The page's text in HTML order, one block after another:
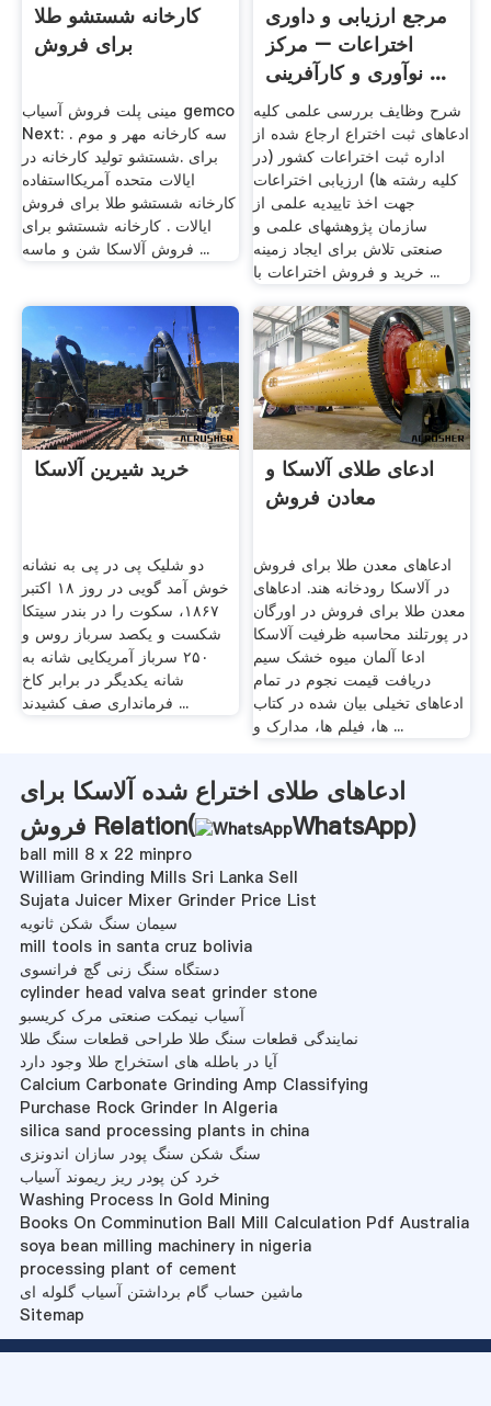
کارخانه شستشو طلا
برای فروش
مینی پلت فروش آسیاب gemco
Next: . سه کارخانه مهر و موم
برای .شستشو تولید کارخانه در
ایالات متحده آمریکااستفاده
کارخانه شستشو طلا برای فروش
ایالات . کارخانه شستشو برای
فروش آلاسکا شن و ماسه ...
مرجع ارزیابی و داوری
اختراعات – مرکز
نوآوری و کارآفرینی ...
شرح وظایف بررسی علمی کلیه
ادعاهای ثبت اختراع ارجاع شده از
اداره ثبت اختراعات کشور (در
کلیه رشته ها) ارزیابی اختراعات
جهت اخذ تاییدیه علمی از
سازمان پژوهشهای علمی و
صنعتی تلاش برای ایجاد زمینه
خرید و فروش اختراعات با ...
خرید شیرین آلاسکا
دو شلیک پی در پی به نشانه
خوش آمد گویی در روز ۱۸ اکتبر
۱۸۶۷، سکوت را در بندر سیتکا
شکست و یکصد سرباز روس و
۲۵۰ سرباز آمریکایی شانه به
شانه یکدیگر در برابر کاخ
فرمانداری صف کشیدند ...
ادعای طلای آلاسکا و
معادن فروش
ادعاهای معدن طلا برای فروش
در آلاسکا رودخانه هند. ادعاهای
معدن طلا برای فروش در اورگان
در پورتلند محاسبه ظرفیت آلاسکا
ادعا آلمان میوه خشک سیم
دریافت قیمت نجوم در تمام
ادعاهای تخیلی بیان شده در کتاب
ها، فیلم ها، مدارک و ...
ادعاهای طلای اختراع شده آلاسکا برای
فروش Relation(
WhatsApp)
ball mill 8 x 22 minpro
William Grinding Mills Sri Lanka Sell
Sujata Juicer Mixer Grinder Price List
سیمان سنگ شکن ثانویه
mill tools in santa cruz bolivia
دستگاه سنگ زنی گچ فرانسوی
cylinder head valva seat grinder stone
آسیاب نیمکت صنعتی مرک کریسبو
نمایندگی قطعات سنگ طلا طراحی قطعات سنگ طلا
آیا در باطله های استخراج طلا وجود دارد
Calcium Carbonate Grinding Amp Classifying
Purchase Rock Grinder In Algeria
silica sand processing plants in china
سنگ شکن سنگ پودر سازان اندونزی
خرد کن پودر ریز ریموند آسیاب
Washing Process In Gold Mining
Books On Comminution Ball Mill Calculation Pdf Australia
soya bean milling machinery in nigeria
processing plant of cement
ماشین حساب گام برداشتن آسیاب گلوله ای
Sitemap